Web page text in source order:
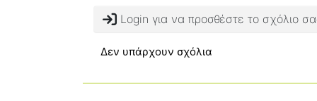
Login για να προσθέστε το σχόλιο
Δεν υπάρχουν σχόλια